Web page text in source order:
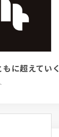
に超えていく